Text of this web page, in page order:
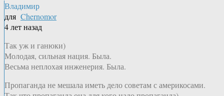
Владимир
для Chernomor
4 лет назад
Так уж и ганюки)
Молодая, сильная нация. Была.
Весьма неплохая инженерия. Была.
Пропаганда не мешала иметь дело советам с америкосами.